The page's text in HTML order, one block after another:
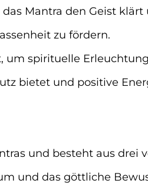
das Mantra den Geist
zu fördern.
um spirituelle
bietet und positive
und besteht aus drei
und das göttliche